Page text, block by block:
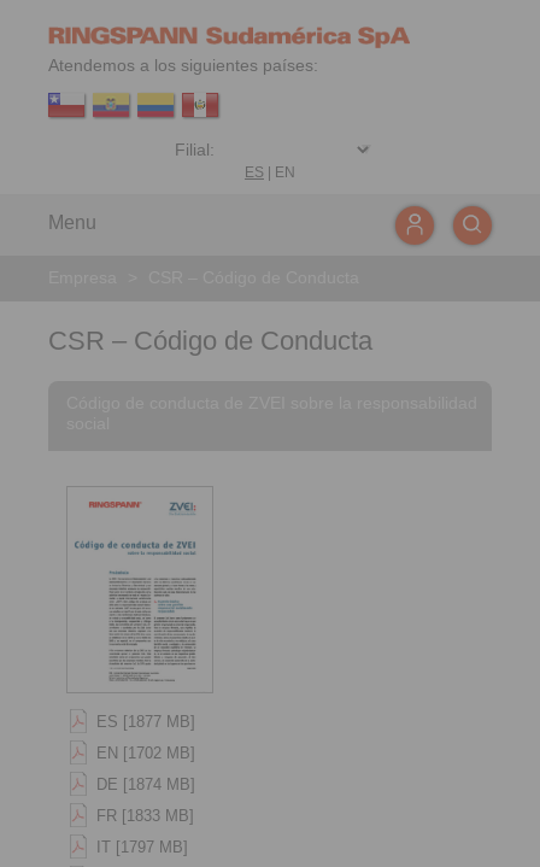
Atendemos a los siguientes países:
ES EN
Menu
CSR – Código de Conducta
ES [1877 MB]
EN [1702 MB]
DE [1874 MB]
FR [1833 MB]
IT [1797 MB]